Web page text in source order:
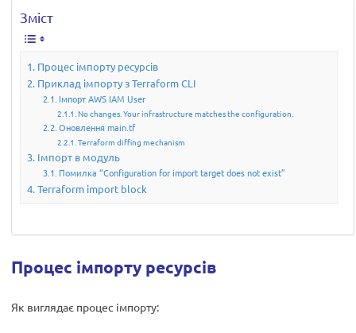
Зміст
Процес імпорту ресурсів
Приклад імпорту з Terraform CLI
Імпорт AWS IAM User
No changes. Your infrastructure matches the configuration.
Оновлення main.tf
Terraform diffing mechanism
Імпорт в модуль
Помилка “Configuration for import target does not exist”
Terraform import block
Процес імпорту ресурсів
Як виглядає процес імпорту: